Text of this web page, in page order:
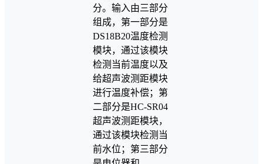
分。输入由三部分
组成，第一部分是
DS18B20温度检测
模块，通过该模块
检测当前温度以及
给超声波测距模块
进行温度补偿；第
二部分是HC-SR04
超声波测距模块，
通过该模块检测当
前水位；第三部分